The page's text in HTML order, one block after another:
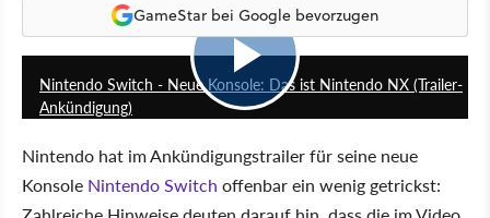
GameStar bei Google bevorzugen
3:37
Nintendo Switch - Neue Konsole: Das ist Nintendo NX (Trailer-
Ankündigung)
Nintendo hat im Ankündigungstrailer für seine neue
Konsole Nintendo Switch offenbar ein wenig getrickst: